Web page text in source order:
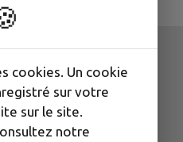
cookies. Un cookie
sur votre
sur le site.
notre